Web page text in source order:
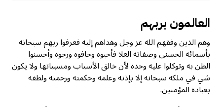
العالمون بربهم
وهم الذين وفقهم الله عز وجل وهداهم إليه فعرفوا ربهم سبحانه
بأسمائه الحسنى وصفاته العلا فأحبوه وخافوه ورجوه وأحسنوا
الظن به وتوكلوا عليه وحده لأن خالق الأسباب ومسبباتها ولا يكون
شي في ملكه سبحانه إلا بإذنه وعلمه وحكمته ورحمته ولطفه
بعباده المؤمنين.